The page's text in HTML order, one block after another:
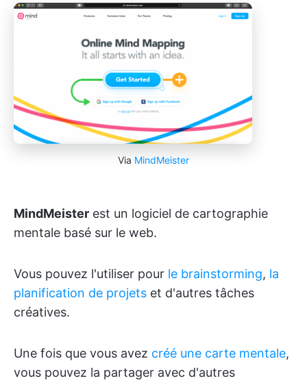
Via MindMeister
MindMeister est un logiciel de cartographie
mentale basé sur le web.
Vous pouvez l'utiliser pour le brainstorming, la
planification de projets et d'autres tâches
créatives.
Une fois que vous avez créé une carte mentale,
vous pouvez la partager avec d'autres